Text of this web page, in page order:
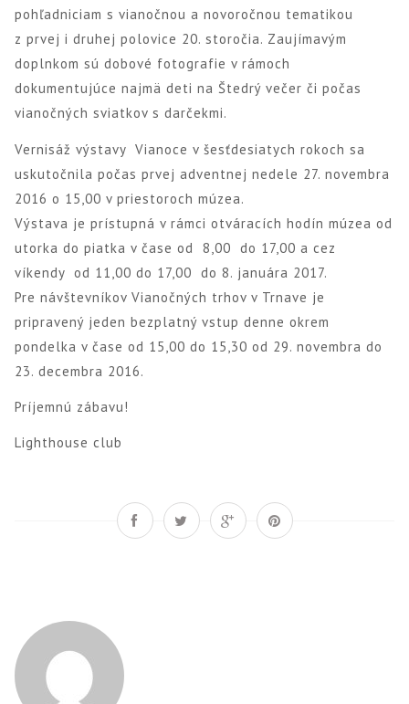
pohľadniciam s vianočnou a novoročnou tematikou
z prvej i druhej polovice 20. storočia. Zaujímavým
doplnkom sú dobové fotografie v rámoch
dokumentujúce najmä deti na Štedrý večer či počas
vianočných sviatkov s darčekmi.
Vernisáž výstavy Vianoce v šesťdesiatych rokoch sa
uskutočnila počas prvej adventnej nedele 27. novembra
2016 o 15,00 v priestoroch múzea.
Výstava je prístupná v rámci otváracích hodín múzea od
utorka do piatka v čase od 8,00 do 17,00 a cez
víkendy od 11,00 do 17,00 do 8. januára 2017.
Pre návštevníkov Vianočných trhov v Trnave je
pripravený jeden bezplatný vstup denne okrem
pondelka v čase od 15,00 do 15,30 od 29. novembra do
23. decembra 2016.
Príjemnú zábavu!
Lighthouse club